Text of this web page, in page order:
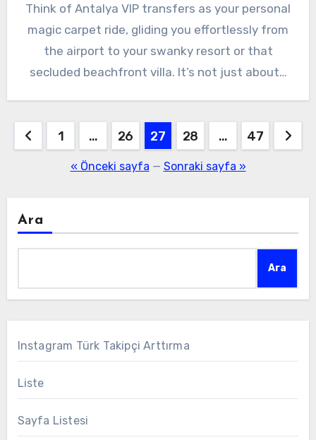
Think of Antalya VIP transfers as your personal
magic carpet ride, gliding you effortlessly from
the airport to your swanky resort or that
secluded beachfront villa. It’s not just about…
Yazı
sayfalaması
1 … 26 27 28 … 47
« Önceki sayfa — Sonraki sayfa »
Ara
Ara
Instagram Türk Takipçi Arttırma
Liste
Sayfa Listesi